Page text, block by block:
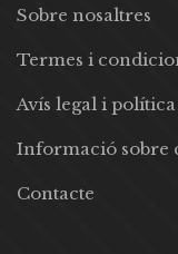
Sobre nosaltres
Termes i
Avís legal i
Informació sobre
Contacte